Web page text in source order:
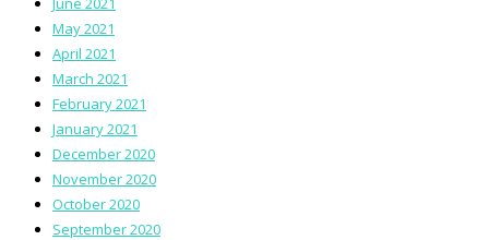
May 2021
April 2021
March 2021
February 2021
January 2021
December 2020
November 2020
October 2020
September 2020